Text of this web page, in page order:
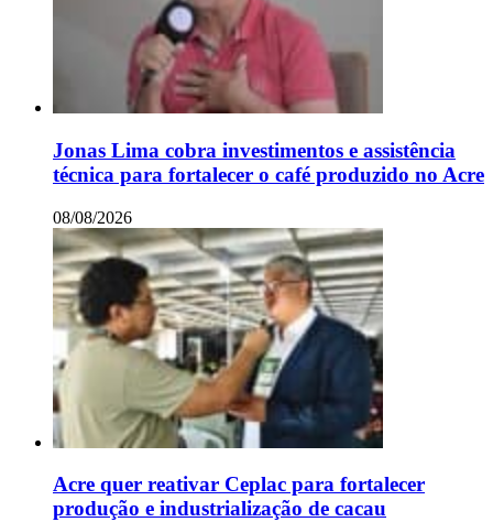
Jonas Lima cobra investimentos e assistência
técnica para fortalecer o café produzido no Acre
08/08/2026
Acre quer reativar Ceplac para fortalecer
produção e industrialização de cacau